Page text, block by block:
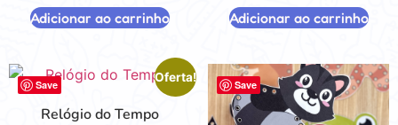
Adicionar ao carrinho Adicionar ao carrinho
Save
Oferta!
Relógio do Tempo
Save